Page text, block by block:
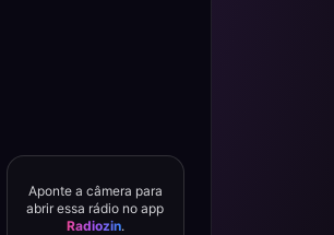
Aponte a câmera para
abrir essa rádio no app
Radiozin.